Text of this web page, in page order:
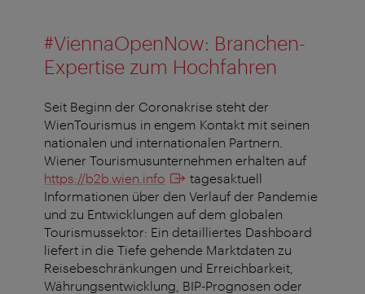
#ViennaOpenNow: Branchen-
Expertise zum Hochfahren
Seit Beginn der Coronakrise steht der
WienTourismus in engem Kontakt mit seinen
nationalen und internationalen Partnern.
Wiener Tourismusunternehmen erhalten auf
https://b2b.wien.info
tagesaktuell
Informationen über den Verlauf der Pandemie
und zu Entwicklungen auf dem globalen
Tourismussektor: Ein detailliertes Dashboard
liefert in die Tiefe gehende Marktdaten zu
Reisebeschränkungen und Erreichbarkeit,
Währungsentwicklung, BIP-Prognosen oder